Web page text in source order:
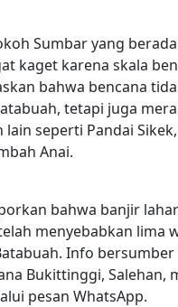
Sumbar yang
kaget karena skala
bahwa bencana
tetapi juga
seperti Pandai
Anai.
bahwa banjir
menyebabkan lima
Info bersumber
Bukittinggi, Salehan,
pesan WhatsApp.